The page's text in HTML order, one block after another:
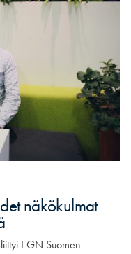
näkökulmat
EGN Suomen